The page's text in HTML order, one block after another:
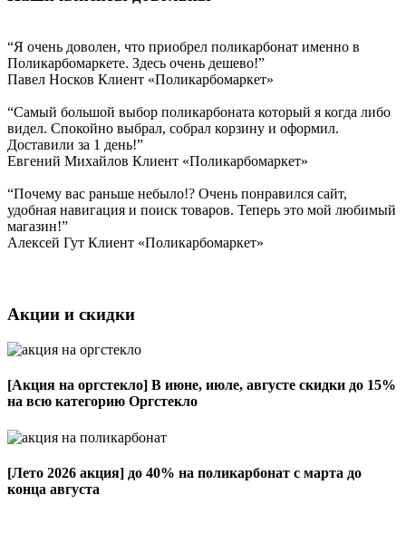
“Я очень доволен, что приобрел поликарбонат именно в
Поликарбомаркете. Здесь очень дешево!”
Павел Носков Клиент «Поликарбомаркет»
“Самый большой выбор поликарбоната который я когда либо
видел. Спокойно выбрал, собрал корзину и оформил.
Доставили за 1 день!”
Евгений Михайлов Клиент «Поликарбомаркет»
“Почему вас раньше небыло!? Очень понравился сайт,
удобная навигация и поиск товаров. Теперь это мой любимый
магазин!”
Алексей Гут Клиент «Поликарбомаркет»
Акции и скидки
[Акция на оргстекло] В июне, июле, августе скидки до 15%
на всю категорию Оргстекло
[Лето 2026 акция] до 40% на поликарбонат с марта до
конца августа